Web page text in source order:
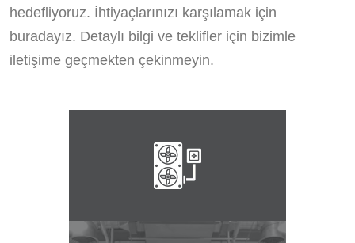
hedefliyoruz. İhtiyaçlarınızı karşılamak için
buradayız. Detaylı bilgi ve teklifler için bizimle
iletişime geçmekten çekinmeyin.